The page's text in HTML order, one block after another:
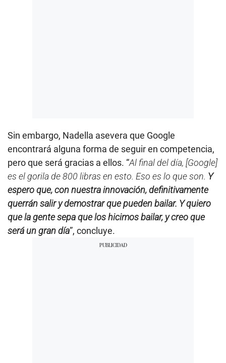
Sin embargo, Nadella asevera que Google
encontrará alguna forma de seguir en competencia,
pero que será gracias a ellos. “Al final del día, [Google]
es el gorila de 800 libras en esto. Eso es lo que son. Y
espero que, con nuestra innovación, definitivamente
querrán salir y demostrar que pueden bailar. Y quiero
que la gente sepa que los hicimos bailar, y creo que
será un gran día”, concluye.